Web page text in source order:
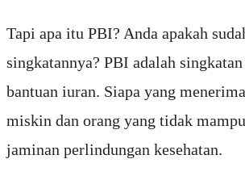
Tapi apa itu PBI? Anda apakah
singkatannya? PBI adalah
bantuan iuran. Siapa yang
miskin dan orang yang tidak
jaminan perlindungan kesehatan.